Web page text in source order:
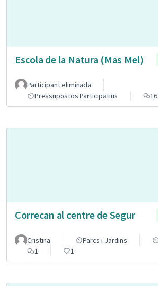
Escola de la Natura (Mas Mel)
Participant eliminada
Pressupostos Participatius
16
Correcan al centre de Segur
Cristina Parcs i Jardins
1
1